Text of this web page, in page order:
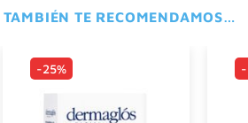
TAMBIÉN TE RECOMENDAMOS…
-25%